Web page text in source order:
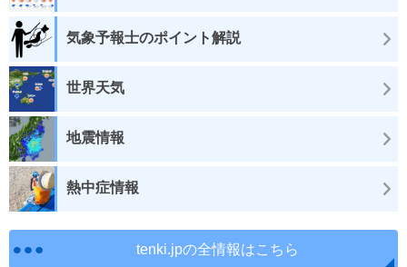
気象予報士のポイント解説
世界天気
地震情報
熱中症情報
tenki.jpの全情報はこちら